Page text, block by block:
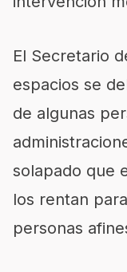
El Secretario
espacios se
de algunas
solapado que
los rentan
personas